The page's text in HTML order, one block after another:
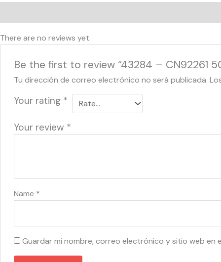
There are no reviews yet.
Be the first to review “43284 – CN92261
Tu dirección de correo electrónico no será publicada.
Your rating *
Your review *
Name *
Guardar mi nombre, correo electrónico y sitio web en